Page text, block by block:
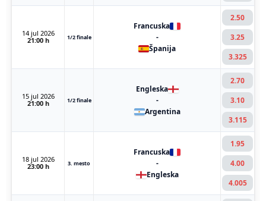
14 jul 2026
21:00 h
1/2 finale
Francuska
-
Španija
2.50
3.25
3.325
15 jul 2026
21:00 h
1/2 finale
Engleska
-
Argentina
2.70
3.10
3.115
18 jul 2026
23:00 h
3. mesto
Francuska
-
Engleska
1.95
4.00
4.005